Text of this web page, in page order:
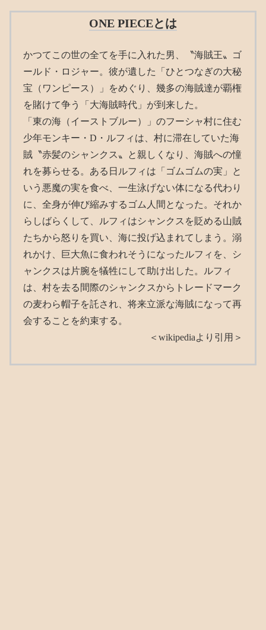
ONE PIECEとは
かつてこの世の全てを手に入れた男、〝海賊王〟ゴ
ールド・ロジャー。彼が遺した「ひとつなぎの大秘
宝（ワンピース）」をめぐり、幾多の海賊達が覇権
を賭けて争う「大海賊時代」が到来した。
「東の海（イーストブルー）」のフーシャ村に住む
少年モンキー・D・ルフィは、村に滞在していた海
賊〝赤髪のシャンクス〟と親しくなり、海賊への憧
れを募らせる。ある日ルフィは「ゴムゴムの実」と
いう悪魔の実を食べ、一生泳げない体になる代わり
に、全身が伸び縮みするゴム人間となった。それか
らしばらくして、ルフィはシャンクスを貶める山賊
たちから怒りを買い、海に投げ込まれてしまう。溺
れかけ、巨大魚に食われそうになったルフィを、シ
ャンクスは片腕を犠牲にして助け出した。ルフィ
は、村を去る間際のシャンクスからトレードマーク
の麦わら帽子を託され、将来立派な海賊になって再
会することを約束する。
＜wikipediaより引用＞